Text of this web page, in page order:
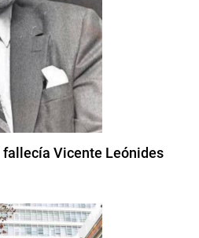
fallecía Vicente Leónides